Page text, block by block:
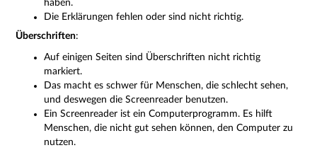
haben.
Die Erklärungen fehlen oder sind nicht richtig.
Überschriften:
Auf einigen Seiten sind Überschriften nicht richtig
markiert.
Das macht es schwer für Menschen, die schlecht sehen,
und deswegen die Screenreader benutzen.
Ein Screenreader ist ein Computerprogramm. Es hilft
Menschen, die nicht gut sehen können, den Computer zu
nutzen.